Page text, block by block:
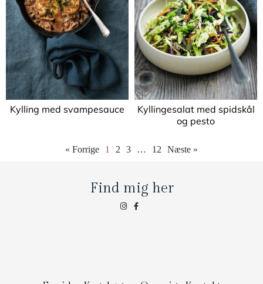
Kylling med svampesauce
Kyllingesalat med spidskål
og pesto
« Forrige 1 2 3 … 12 Næste »
Find mig her